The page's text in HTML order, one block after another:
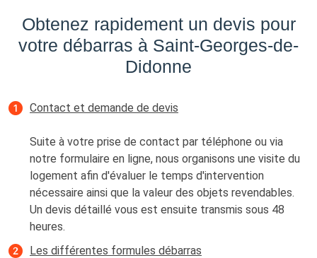
Obtenez rapidement un devis pour
votre débarras à Saint-Georges-de-
Didonne
Contact et demande de devis
Suite à votre prise de contact par téléphone ou via
notre formulaire en ligne, nous organisons une visite du
logement afin d'évaluer le temps d'intervention
nécessaire ainsi que la valeur des objets revendables.
Un devis détaillé vous est ensuite transmis sous 48
heures.
Les différentes formules débarras